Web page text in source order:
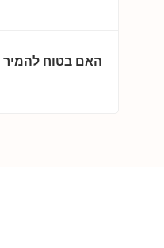
האם בטוח להמיר